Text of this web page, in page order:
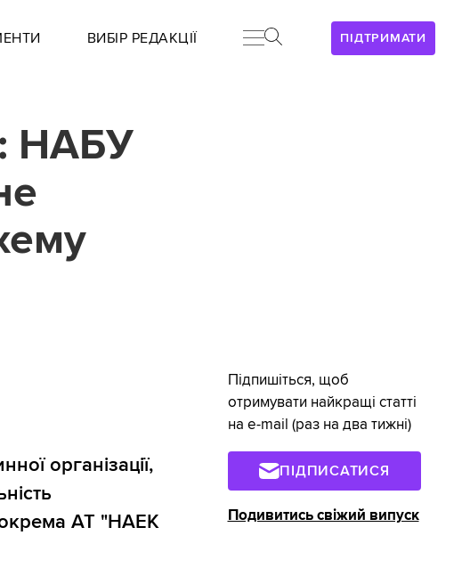
ПІДТРИМАТИ
ВИБІР РЕДАКЦІЇ
НАБУ
організації,
АТ "НАЕК
Підпишіться, щоб
отримувати найкращі статті
на e-mail (раз на два тижні)
ПІДПИСАТИСЯ
Подивитись свіжий випуск